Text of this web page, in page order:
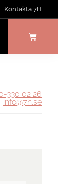
Kontakta 7H
330 02 26
info@7h.se